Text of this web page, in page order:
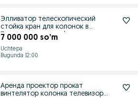
Элливатор телескопический
стойка кран для колонок в
Ташкенте доставка!
7 000 000 so’m
Uchtepa
Bugunda 12:00
Аренда проектор прокат
винтелятор колонка телевизор